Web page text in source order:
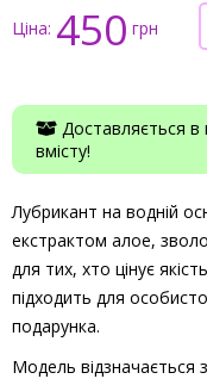
Ціна: 450 грн
Доставляється в
вмісту!
Лубрикант на водній
екстрактом алое,
для тих, хто цінує
підходить для
подарунка.
Модель відзначається